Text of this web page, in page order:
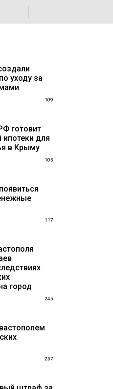
уходу за
109
готовит
ипотеки для
в Крыму
105
117
город
245
257